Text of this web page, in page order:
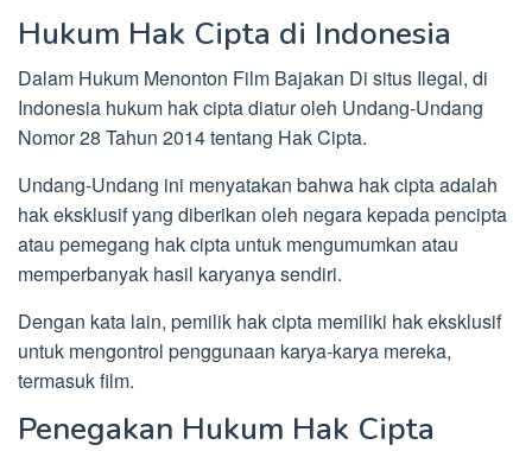
Hukum Hak Cipta di Indonesia
Dalam Hukum Menonton Film Bajakan Di situs Ilegal, di
Indonesia hukum hak cipta diatur oleh Undang-Undang
Nomor 28 Tahun 2014 tentang Hak Cipta.
Undang-Undang ini menyatakan bahwa hak cipta adalah
hak eksklusif yang diberikan oleh negara kepada pencipta
atau pemegang hak cipta untuk mengumumkan atau
memperbanyak hasil karyanya sendiri.
Dengan kata lain, pemilik hak cipta memiliki hak eksklusif
untuk mengontrol penggunaan karya-karya mereka,
termasuk film.
Penegakan Hukum Hak Cipta